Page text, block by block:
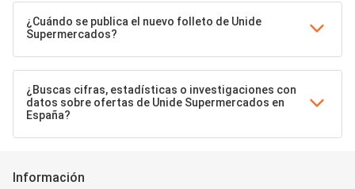
¿Cuándo se publica el nuevo folleto de Unide
Supermercados?
¿Buscas cifras, estadísticas o investigaciones con
datos sobre ofertas de Unide Supermercados en
España?
Información